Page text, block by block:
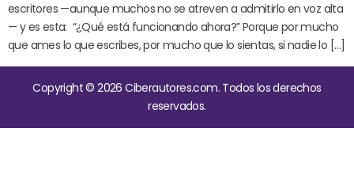
escritores —aunque muchos no se atreven a admitirlo en voz alta
— y es esta: “¿Qué está funcionando ahora?” Porque por mucho
que ames lo que escribes, por mucho que lo sientas, si nadie lo […]
Copyright © 2026 Ciberautores.com. Todos los derechos
reservados.